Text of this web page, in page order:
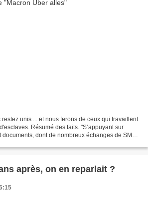
unis ... et nous ferons de ceux qui travaillent
Résumé des faits. "S’appuyant sur
dont de nombreux échanges de SMS,
après, on en reparlait ?